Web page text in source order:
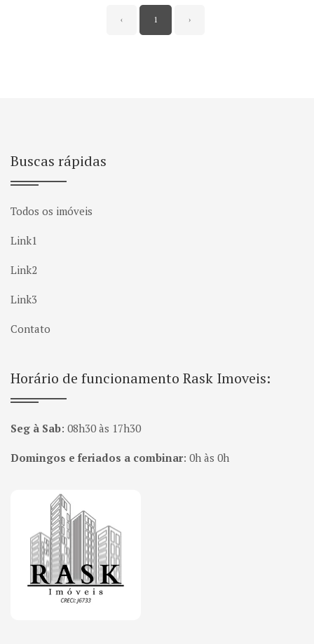
‹ 1 ›
Buscas rápidas
Todos os imóveis
Link1
Link2
Link3
Contato
Horário de funcionamento Rask Imoveis:
Seg à Sab: 08h30 às 17h30
Domingos e feriados a combinar: 0h às 0h
Página inicial